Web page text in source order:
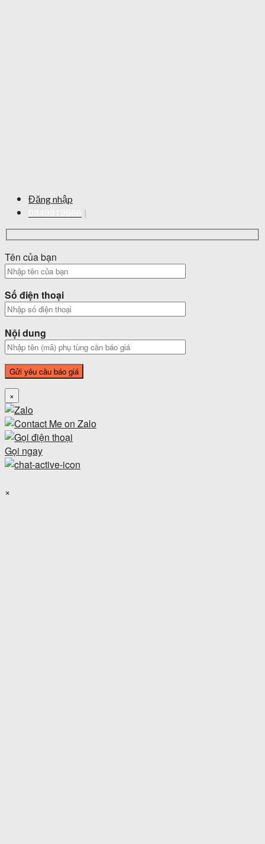
Đăng nhập
|
Tên của bạn
Số điện thoại
Nội dung
×
Gọi ngay
×